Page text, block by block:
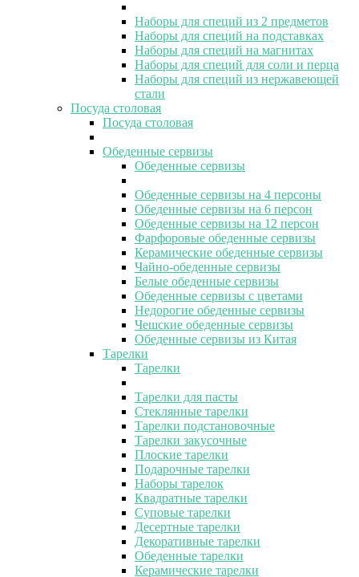
Наборы для специй из 2 предметов
Наборы для специй на подставках
Наборы для специй на магнитах
Наборы для специй для соли и перца
Наборы для специй из нержавеющей
стали
Посуда столовая
Посуда столовая
Обеденные сервизы
Обеденные сервизы
Обеденные сервизы на 4 персоны
Обеденные сервизы на 6 персон
Обеденные сервизы на 12 персон
Фарфоровые обеденные сервизы
Керамические обеденные сервизы
Чайно-обеденные сервизы
Белые обеденные сервизы
Обеденные сервизы с цветами
Недорогие обеденные сервизы
Чешские обеденные сервизы
Обеденные сервизы из Китая
Тарелки
Тарелки
Тарелки для пасты
Стеклянные тарелки
Тарелки подстановочные
Тарелки закусочные
Плоские тарелки
Подарочные тарелки
Наборы тарелок
Квадратные тарелки
Суповые тарелки
Десертные тарелки
Декоративные тарелки
Обеденные тарелки
Керамические тарелки